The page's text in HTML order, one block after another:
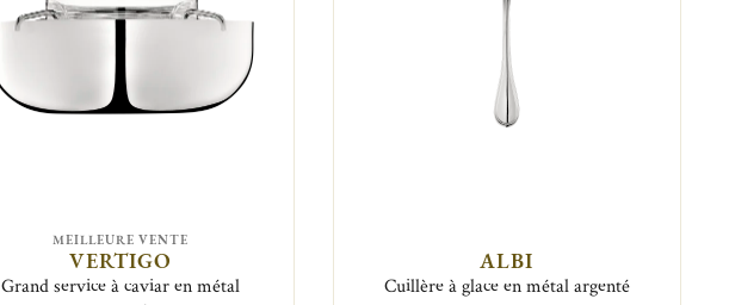
MEILLEURE VENTE
VERTIGO
Grand service à caviar en métal
ALBI
Cuillère à glace en métal argenté